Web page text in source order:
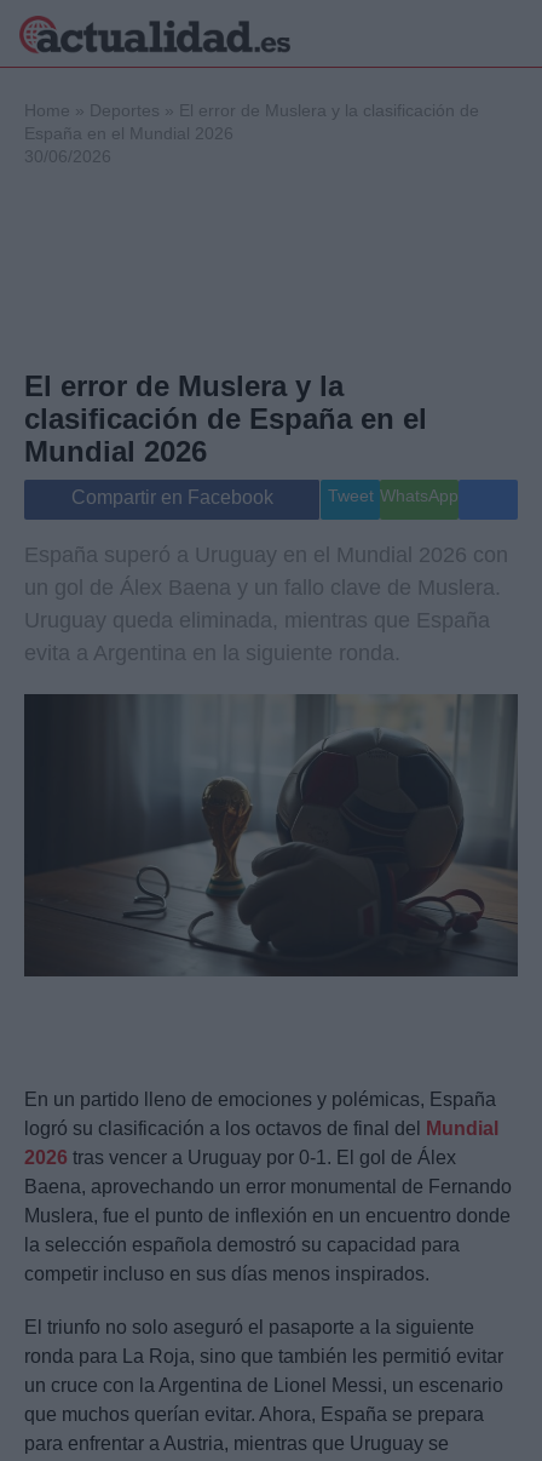
Internacional
Viajes
Gente
Musica
Home » Deportes » El error de Muslera y la clasificación de
España en el Mundial 2026
30/06/2026
El error de Muslera y la
clasificación de España en el
Mundial 2026
Compartir en Facebook Tweet WhatsApp
España superó a Uruguay en el Mundial 2026 con
un gol de Álex Baena y un fallo clave de Muslera.
Uruguay queda eliminada, mientras que España
evita a Argentina en la siguiente ronda.
En un partido lleno de emociones y polémicas, España
logró su clasificación a los octavos de final del
Mundial
2026 tras vencer a Uruguay por 0-1. El gol de Álex
Baena, aprovechando un error monumental de Fernando
Muslera, fue el punto de inflexión en un encuentro donde
la selección española demostró su capacidad para
competir incluso en sus días menos inspirados.
El triunfo no solo aseguró el pasaporte a la siguiente
ronda para La Roja, sino que también les permitió evitar
un cruce con la Argentina de Lionel Messi, un escenario
que muchos querían evitar. Ahora, España se prepara
para enfrentar a Austria, mientras que Uruguay se